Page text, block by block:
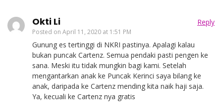
Okti Li
Posted on April 11, 2020 at 1:51 PM
Reply
Gunung es tertinggi di NKRI pastinya. Apalagi kalau
bukan puncak Cartenz. Semua pendaki pasti pengen ke
sana. Meski itu tidak mungkin bagi kami. Setelah
mengantarkan anak ke Puncak Kerinci saya bilang ke
anak, daripada ke Cartenz mending kita naik haji saja.
Ya, kecuali ke Cartenz nya gratis